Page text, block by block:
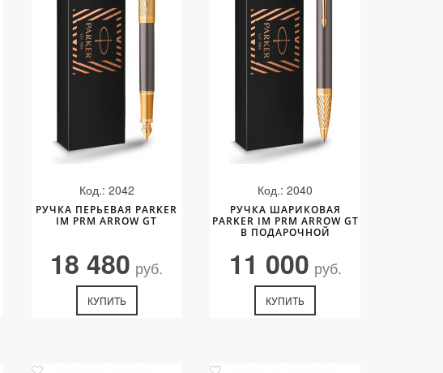
Код.: 2042
РУЧКА ПЕРЬЕВАЯ PARKER
IM PRM ARROW GT
18 480 руб.
КУПИТЬ
Код.: 2040
РУЧКА ШАРИКОВАЯ
PARKER IM PRM ARROW GT
В ПОДАРОЧНОЙ
BLUE
11 000 руб.
КУПИТЬ